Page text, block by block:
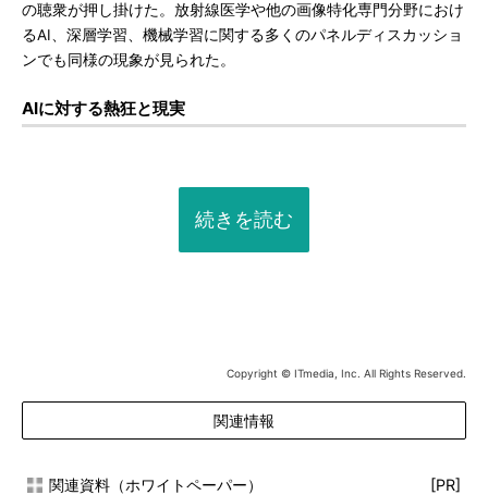
の聴衆が押し掛けた。放射線医学や他の画像特化専門分野におけ
るAI、深層学習、機械学習に関する多くのパネルディスカッショ
ンでも同様の現象が見られた。
AIに対する熱狂と現実
続きを読む
Copyright © ITmedia, Inc. All Rights Reserved.
関連情報
関連資料（ホワイトペーパー） [PR]